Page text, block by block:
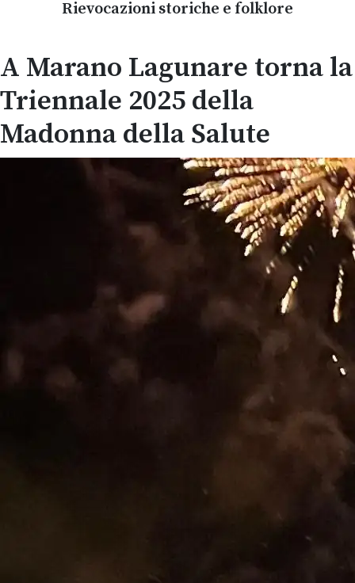
Rievocazioni storiche e folklore
A Marano Lagunare torna la
Triennale 2025 della
Madonna della Salute